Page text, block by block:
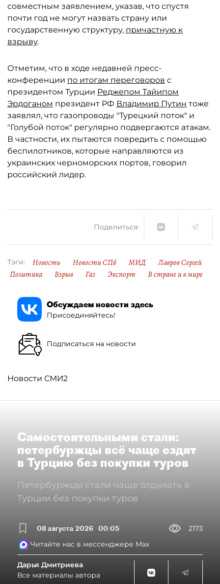
совместным заявлением, указав, что спустя
почти год не могут назвать страну или
государственную структуру, причастную к
взрыву.
Отметим, что в ходе недавней пресс-
конференции по итогам переговоров с
президентом Турции Реджепом Тайипом
Эрдоганом президент РФ Владимир Путин тоже
заявлял, что газопроводы "Турецкий поток" и
"Голубой поток" регулярно подвергаются атакам.
В частности, их пытаются повредить с помощью
беспилотников, которые направляются из
украинских черноморских портов, говорил
российский лидер.
Поделиться:
Тэги: Новость Новости СПб МИД
Лавров Сергей
Политика
Взрыв Газ Экспорт В стране и в мире
Обсуждаем новости здесь
Присоединяйтесь!
Подписаться на новости
Новости СМИ2
Самостоятельными стали:
петербуржцы всё чаще ездят
в Турцию без покупки туров
Петербуржцы стали чаще отдыхать в
Турции без покупки туров
08 августа 2026 00:05
2173
Читайте нас в мессенджере Max
Дарья Дмитриева
Все материалы автора